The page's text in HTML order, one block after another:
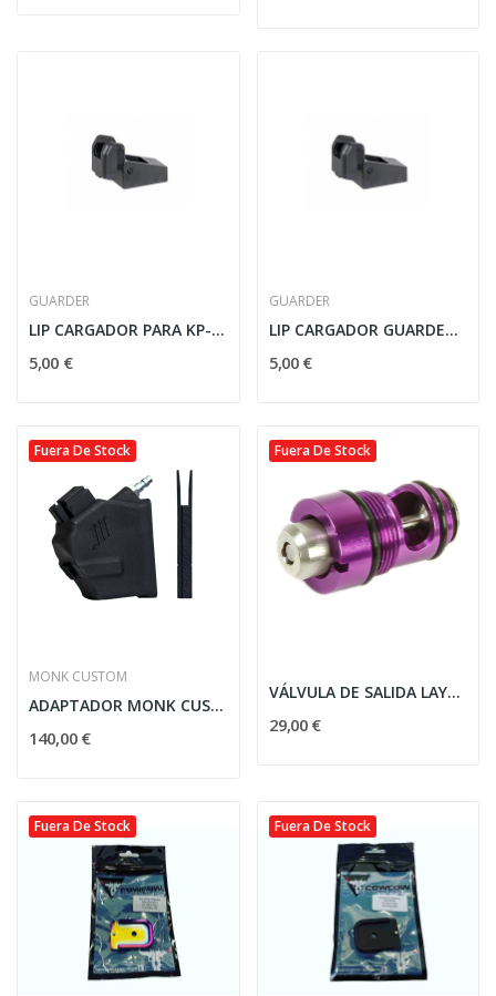
GUARDER
LIP CARGADOR PARA KP-05/KP-6/KP-08 NEGRO
5,00 €
GUARDER
LIP CARGADOR GUARDER PARA HI-CAPA 5.1/4.3 NEGRO
5,00 €
Fuera De Stock
MONK CUSTOM
ADAPTADOR MONK CUSTOM HI-CAPA
140,00 €
Fuera De Stock
VÁLVULA DE SALIDA LAYLAX/NINE BALL PARA HI-CAPA...
29,00 €
Fuera De Stock Fuera De Stock